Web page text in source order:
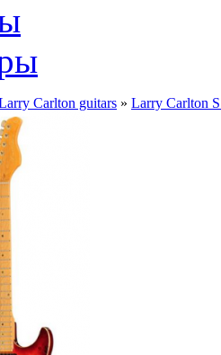
Carlton guitars » Larry Carlton